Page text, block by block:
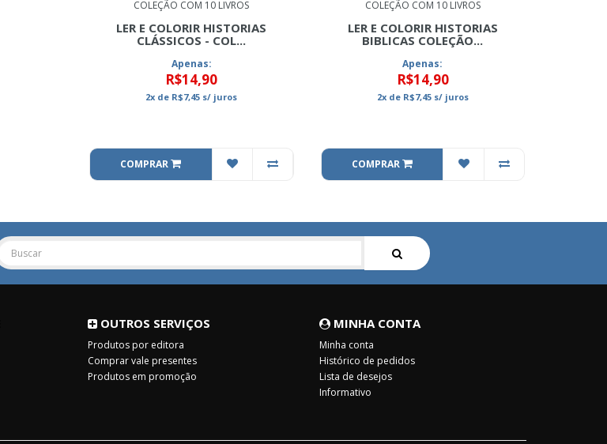
LER E COLORIR HISTORIAS
CLÁSSICOS - COL...
Apenas:
R$14,90
2x de R$7,45 s/ juros
COMPRAR
LER E COLORIR HISTORIAS
BIBLICAS COLEÇÃO...
Apenas:
R$14,90
2xde R$7,45s/ juros
COMPRAR
OUTROS SERVIÇOS
Produtos por editora
Comprar vale presentes
Produtos em promoção
MINHA CONTA
Minha conta
Histórico de pedidos
Lista de desejos
Informativo